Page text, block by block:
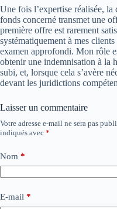
Une fois l’expertise réalisée, la
fonds concerné transmet une
première offre est rarement
systématiquement à mes clients
examen approfondi. Mon rôle
obtenir une indemnisation à la
subi, et, lorsque cela s’avère
devant les juridictions
Laisser un commentaire
Votre adresse e-mail ne sera pas
indiqués avec *
Nom *
E-mail *